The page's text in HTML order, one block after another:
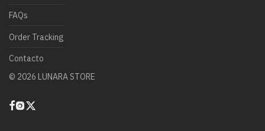
FAQs
Order Tracking
Contacto
© 2026 LUNARA STORE